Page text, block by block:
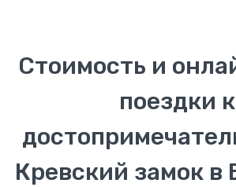
Стоимость и
поездки к
Кревский замок в